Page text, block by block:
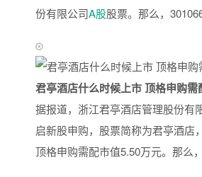
份有限公司A股股票。那么，
君亭酒店什么时候上市 顶格申购需
据报道，浙江君亭酒店管理股份有
启新股申购，股票简称为君亭酒店
顶格申购需配市值5.50万元。那么